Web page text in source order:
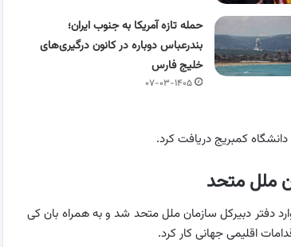
حمله تازه آمریکا به جنوب ایران؛
بندرعباس دوباره در کانون درگیری‌های
خلیج فارس
۰۷-۰۳-۱۴۰۵
کمبریج دریافت کرد.
ملل متحد
دفتر دبیرکل سازمان ملل متحد شد و به همراه بان کی
اقلیمی جهانی کار کرد.